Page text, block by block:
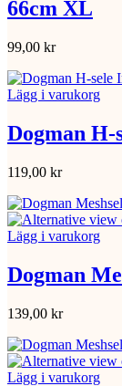
66cm XL
99,00 kr
Lägg i varukorg
Dogman
119,00 kr
Lägg i varukorg
Dogman
139,00 kr
Lägg i varukorg